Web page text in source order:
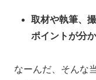
取材や執筆、
ポイントが分
なーんだ、そんな